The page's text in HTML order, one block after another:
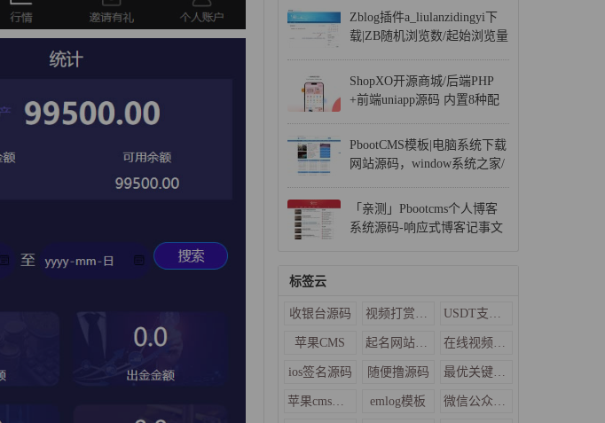
Zblog插件a_liulanzidingyi下
载|ZB随机浏览数/起始浏览量
ShopXO开源商城/后端PHP
+前端uniapp源码 内置8种配
PbootCMS模板|电脑系统下载
网站源码，window系统之家/
「亲测」Pbootcms个人博客
系统源码-响应式博客记事文
标签云
收银台源码 视频打赏源码 USDT支付系统
苹果CMS 起名网站源码 在线视频源码
ios签名源码 随便撸源码 最优关键词密度
苹果cms教程 emlog模板 微信公众平台导航